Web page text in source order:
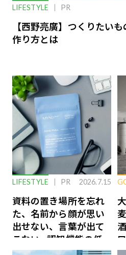
LIFESTYLE PR
【西野亮廣】つくりたい
作り方とは
LIFESTYLE PR 2026.7.15
資料の置き場所を忘れ
た、名前から顔が思い
出せない、言葉が出て
こない…認知機能の低
下を救う、脳のインナ